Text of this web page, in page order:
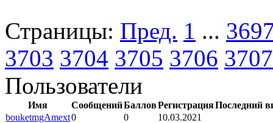
Страницы: Пред. 1 ...
3703 3704 3705 3706 3707
Пользователи
Имя СообщенийБалловРегистрацияПоследний
bouketmgAmext0 0
10.03.2021